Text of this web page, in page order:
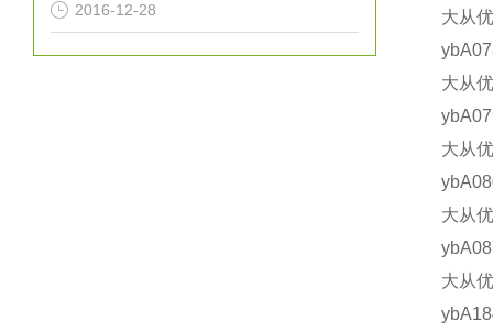
2016-12-28
大从
大从
大从
大从
大从